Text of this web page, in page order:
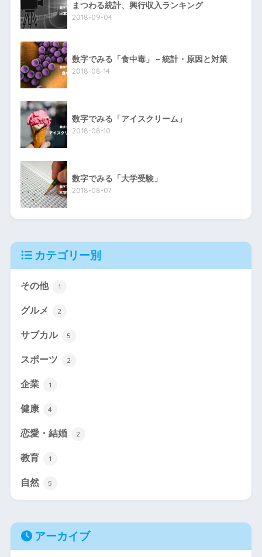
まつわる統計、興行収入ランキング
2018-09-04
数字でみる「食中毒」－統計・原因と対策
2018-08-14
数字でみる「アイスクリーム」
2018-08-10
数字でみる「大学受験」
2018-08-07
カテゴリー別
その他 1
グルメ 2
サブカル 5
スポーツ 2
企業 1
健康 4
恋愛・結婚 2
教育 1
自然 5
アーカイブ